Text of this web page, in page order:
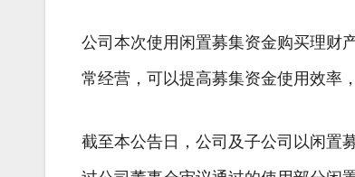
公司本次使用闲置募集资金购买理财
常经营，可以提高募集资金使用效率
截至本公告日，公司及子公司以闲置